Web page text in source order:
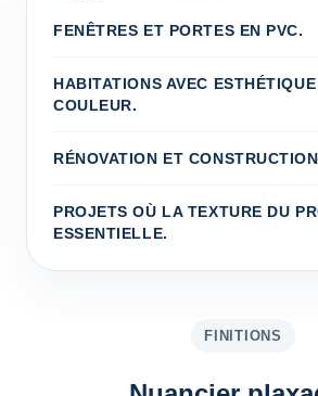
FENÊTRES ET PORTES EN PVC.
HABITATIONS AVEC
COULEUR.
RÉNOVATION ET
PROJETS OÙ LA TEXTURE DU
ESSENTIELLE.
FINITIONS